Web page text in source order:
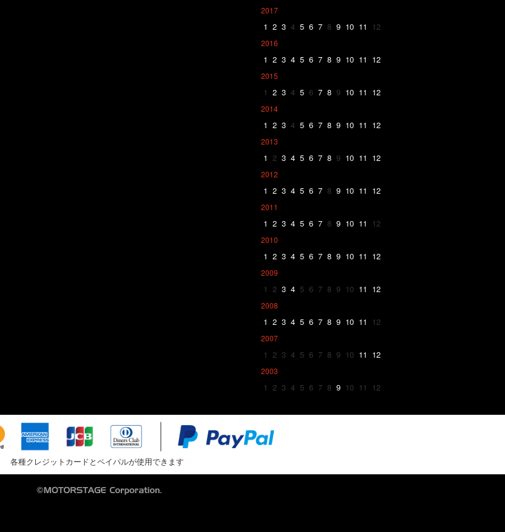
2017
1 2 3 4 5 6 7 8 9 10 11 12
2016
1 2 3 4 5 6 7 8 9 10 11 12
2015
1 2 3 4 5 6 7 8 9 10 11 12
2014
1 2 3 4 5 6 7 8 9 10 11 12
2013
1 2 3 4 5 6 7 8 9 10 11 12
2012
1 2 3 4 5 6 7 8 9 10 11 12
2011
1 2 3 4 5 6 7 8 9 10 11 12
2010
1 2 3 4 5 6 7 8 9 10 11 12
2009
1 2 3 4 5 6 7 8 9 10 11 12
2008
1 2 3 4 5 6 7 8 9 10 11 12
2007
1 2 3 4 5 6 7 8 9 10 11 12
2003
1 2 3 4 5 6 7 8 9 10 11 12
各種クレジットカードとペイパルが使用できます